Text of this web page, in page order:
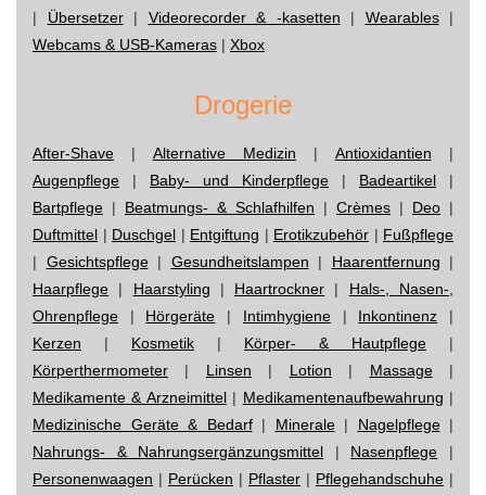
| Übersetzer| Videorecorder & -kasetten | Wearables|
Webcams & USB-Kameras | Xbox
Drogerie
After-Shave | Alternative Medizin | Antioxidantien |
Augenpflege | Baby- und Kinderpflege | Badeartikel |
Bartpflege | Beatmungs- & Schlafhilfen | Crèmes | Deo |
Duftmittel | Duschgel | Entgiftung | Erotikzubehör | Fußpflege
| Gesichtspflege| Gesundheitslampen | Haarentfernung |
Haarpflege | Haarstyling | Haartrockner | Hals-, Nasen-,
Ohrenpflege | Hörgeräte | Intimhygiene| Inkontinenz |
Kerzen | Kosmetik | Körper- & Hautpflege |
Körperthermometer | Linsen | Lotion | Massage|
Medikamente & Arzneimittel| Medikamentenaufbewahrung |
Medizinische Geräte & Bedarf| Minerale| Nagelpflege|
Nahrungs- & Nahrungsergänzungsmittel | Nasenpflege |
Personenwaagen | Perücken | Pflaster | Pflegehandschuhe |